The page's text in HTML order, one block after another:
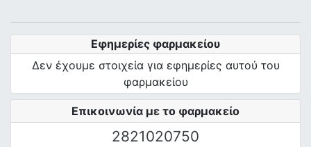
Επικοινωνία με το φαρμακείο
2821020750
Εφημερίες φαρμακείου
Δεν έχουμε στοιχεία για εφημερίες αυτού του
φαρμακείου